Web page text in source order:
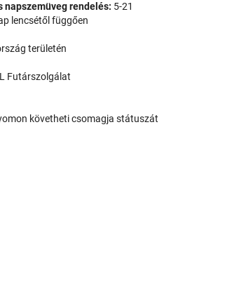
napszemüveg rendelés: 5-21
lencsétől függően
területén
Futárszolgálat
követheti csomagja státuszát